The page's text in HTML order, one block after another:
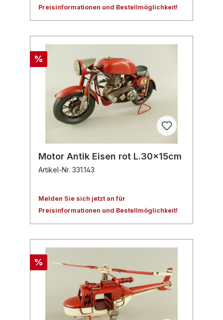
Preisinformationen und Bestellmöglichkeit!
%
Motor Antik Eisen rot L.30x15cm
Artikel-Nr. 331.143
Melden Sie sich jetzt an für
Preisinformationen und Bestellmöglichkeit!
%